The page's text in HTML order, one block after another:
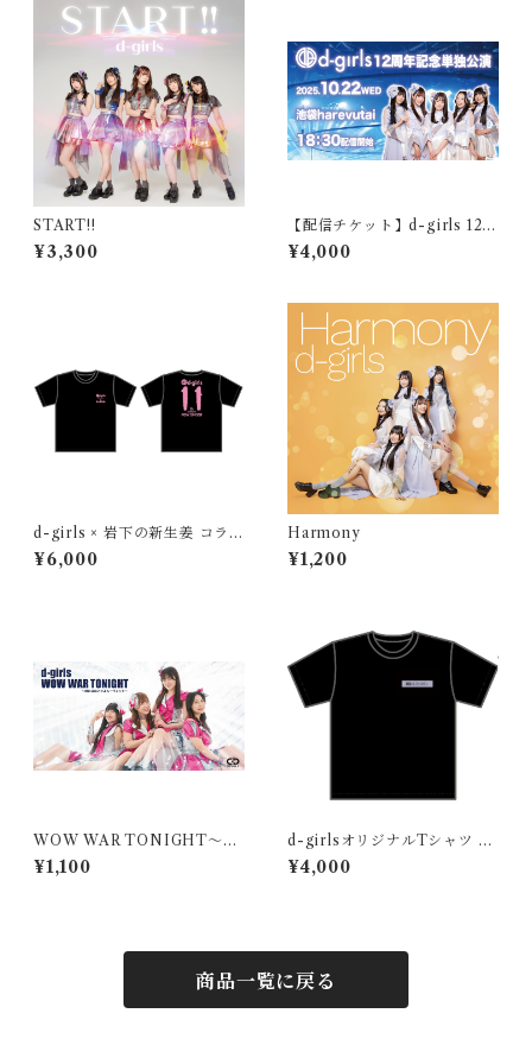
START!!
¥3,300
【配信チケット】d-girls 12周
年記念単独公演配信（2025年
10月22日開催）
¥4,000
d-girls × 岩下の新生姜 コラボ
11周年記念Tシャツ
¥6,000
Harmony
¥1,200
WOW WAR TONIGHT～時
には起こせよムーヴメント～
¥1,100
d-girlsオリジナルTシャツ T
YPE-B
¥4,000
商品一覧に戻る